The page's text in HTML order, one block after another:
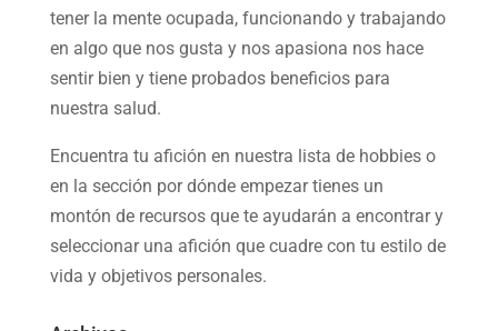
tener la mente ocupada, funcionando y trabajando
en algo que nos gusta y nos apasiona nos hace
sentir bien y tiene probados beneficios para
nuestra salud.
Encuentra tu afición en nuestra lista de hobbieso
en la sección por dónde empezar tienes un
montón de recursos que te ayudarán a encontrar y
seleccionar una afición que cuadre con tu estilo de
vida y objetivos personales.